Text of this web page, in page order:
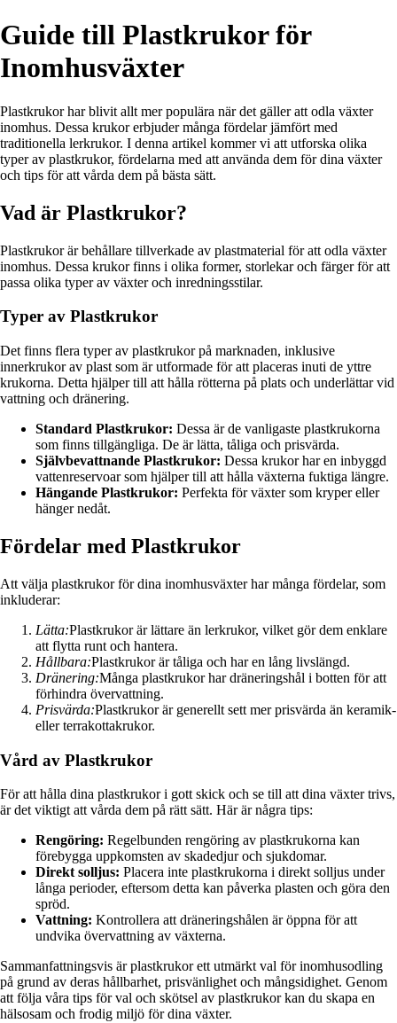
Guide till Plastkrukor för
Inomhusväxter
Plastkrukor har blivit allt mer populära när det gäller att odla växter
inomhus. Dessa krukor erbjuder många fördelar jämfört med
traditionella lerkrukor. I denna artikel kommer vi att utforska olika
typer av plastkrukor, fördelarna med att använda dem för dina växter
och tips för att vårda dem på bästa sätt.
Vad är Plastkrukor?
Plastkrukor är behållare tillverkade av plastmaterial för att odla växter
inomhus. Dessa krukor finns i olika former, storlekar och färger för att
passa olika typer av växter och inredningsstilar.
Typer av Plastkrukor
Det finns flera typer av plastkrukor på marknaden, inklusive
innerkrukor av plast som är utformade för att placeras inuti de yttre
krukorna. Detta hjälper till att hålla rötterna på plats och underlättar vid
vattning och dränering.
Standard Plastkrukor: Dessa är de vanligaste plastkrukorna
som finns tillgängliga. De är lätta, tåliga och prisvärda.
Självbevattnande Plastkrukor: Dessa krukor har en inbyggd
vattenreservoar som hjälper till att hålla växterna fuktiga längre.
Hängande Plastkrukor: Perfekta för växter som kryper eller
hänger nedåt.
Fördelar med Plastkrukor
Att välja plastkrukor för dina inomhusväxter har många fördelar, som
inkluderar:
Lätta:Plastkrukor är lättare än lerkrukor, vilket gör dem enklare
att flytta runt och hantera.
Hållbara:Plastkrukor är tåliga och har en lång livslängd.
Dränering:Många plastkrukor har dräneringshål i botten för att
förhindra övervattning.
Prisvärda:Plastkrukor är generellt sett mer prisvärda än keramik-
eller terrakottakrukor.
Vård av Plastkrukor
För att hålla dina plastkrukor i gott skick och se till att dina växter trivs,
är det viktigt att vårda dem på rätt sätt. Här är några tips:
Rengöring: Regelbunden rengöring av plastkrukorna kan
förebygga uppkomsten av skadedjur och sjukdomar.
Direkt solljus: Placera inte plastkrukorna i direkt solljus under
långa perioder, eftersom detta kan påverka plasten och göra den
spröd.
Vattning: Kontrollera att dräneringshålen är öppna för att
undvika övervattning av växterna.
Sammanfattningsvis är plastkrukor ett utmärkt val för inomhusodling
på grund av deras hållbarhet, prisvänlighet och mångsidighet. Genom
att följa våra tips för val och skötsel av plastkrukor kan du skapa en
hälsosam och frodig miljö för dina växter.